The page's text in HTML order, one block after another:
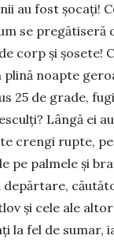
au fost şocaţi!
se pregătiseră
corp şi şosete!
noapte
25 de grade,
Lângă ei
crengi rupte,
pe palmele şi
şi cele ale
la fel de sumar,